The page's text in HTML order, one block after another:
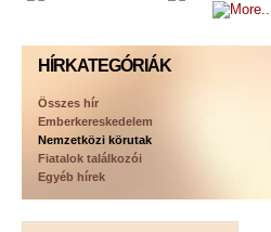
HÍRKATEGÓRIÁK
Összes hír
Emberkereskedelem
Nemzetközi körutak
Fiatalok találkozói
Egyéb hírek